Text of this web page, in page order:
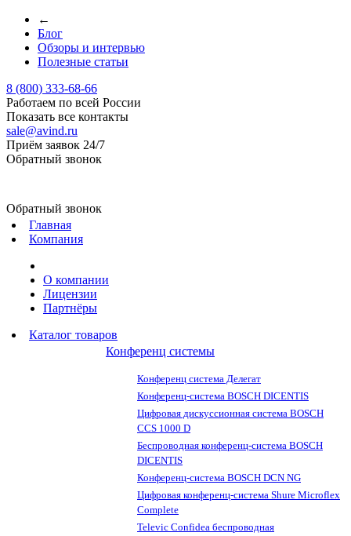
←
Блог
Обзоры и интервью
Полезные статьи
8 (800) 333-68-66
Работаем по всей России
Показать все контакты
sale@avind.ru
Приём заявок 24/7
Обратный звонок
Обратный звонок
Главная
Компания
О компании
Лицензии
Партнёры
Каталог товаров
Конференц системы
Конференц система Делегат
Конференц-система BOSCH DICENTIS
Цифровая дискуссионная система BOSCH
CCS 1000 D
Беспроводная конференц-система BOSCH
DICENTIS
Конференц-система BOSCH DCN NG
Цифровая конференц-система Shure Microflex
Complete
Televic Confidea беспроводная